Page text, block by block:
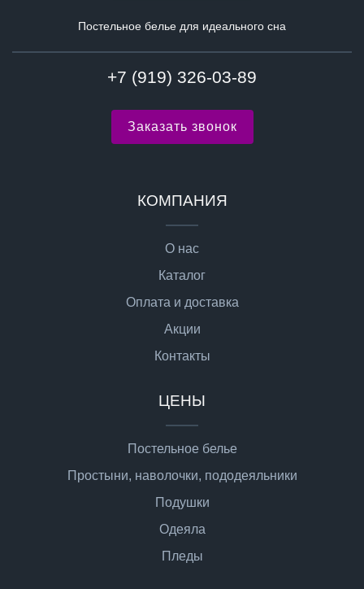
Постельное белье для идеального сна
+7 (919) 326-03-89
Заказать звонок
КОМПАНИЯ
О нас
Каталог
Оплата и доставка
Акции
Контакты
ЦЕНЫ
Постельное белье
Простыни, наволочки, пододеяльники
Подушки
Одеяла
Пледы